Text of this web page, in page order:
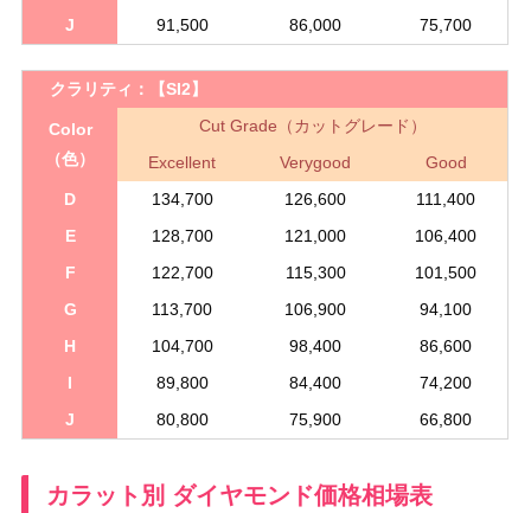
J
91,500 86,000 75,700
クラリティ： 【SI2】
Color
（色）
Cut Grade（カットグレード）
Excellent
Verygood
Good
D
134,700 126,600
111,400
E
128,700 121,000
106,400
F
122,700 115,300
101,500
G
113,700 106,900
94,100
H
104,700 98,400
86,600
I
89,800 84,400
74,200
J
80,800 75,900 66,800
カラット別 ダイヤモンド価格相場表